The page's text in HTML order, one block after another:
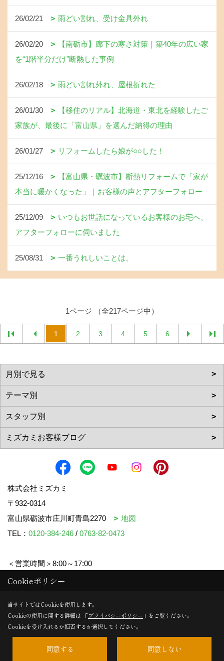
26/02/21 雨どい割れ、受け金具外れ
26/02/20
【南砺市】廊下の寒さ対策｜築40年の広い家
を“1階半分だけ”断熱した事例
26/02/18 雨どい割れ外れ、屋根折れた
26/01/30
【移住のリアル】北海道・東北を経験したご
家族が、最後に「富山県」を選んだ納得の理由
26/01/27 リフォームしたら娘が○○した！
25/12/16
【富山県・礪波市】断熱リフォームで「家が
本当に暖かくなった」｜お客様の声とアフターフォロー
25/12/09
いつもお世話になっているお客様のお宅へ、
アフターフォローに伺いました
25/08/31 一番うれしいことは、
1ページ （全217ページ中）
1 2 3 4 5 6
株式会社ミズカミ
〒932-0314
富山県砺波市庄川町青島2270
地図
TEL： 0120-384-246 / 0763-82-0473
＜営業時間＞8:00～17:00
＜定休日＞水曜日・祝日
Copyright (c) mizukami. All Rights Reserved.
Cookieポリシー
当サイトではCookieを使用します。
Cookieの使用に関する詳細は 「プライバシーポリシー 」をご覧ください。
Cookieを受け入れるか拒否するか選択してください。
同意する 同意しない